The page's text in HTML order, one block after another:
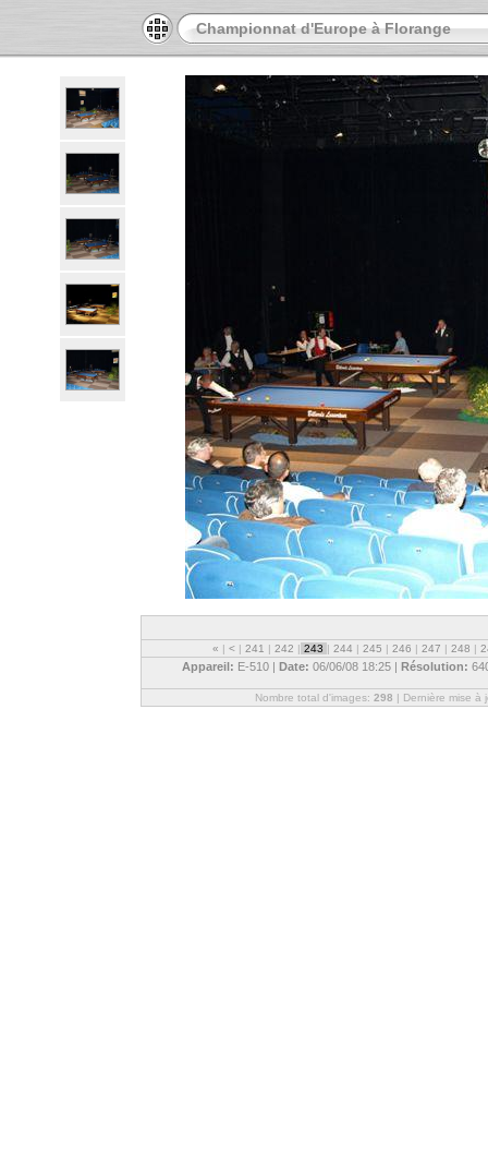
Championnat d'Europe à Florange
« | < | 241 | 242 | 243 | 244 | 245 | 246 | 247 | 248 |
Appareil: E-510 | Date: 06/06/08 18:25 | Résolution:
Nombre total d'images: 298 | Dernière mise à